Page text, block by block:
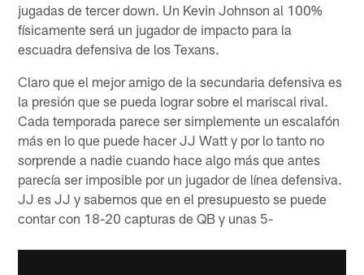
jugadas de tercer down. Un Kevin Johnson al 100%
físicamente será un jugador de impacto para la
escuadra defensiva de los Texans.
Claro que el mejor amigo de la secundaria defensiva es
la presión que se pueda lograr sobre el mariscal rival.
Cada temporada parece ser simplemente un escalafón
más en lo que puede hacer JJ Watt y por lo tanto no
sorprende a nadie cuando hace algo más que antes
parecía ser imposible por un jugador de línea defensiva.
JJ es JJ y sabemos que en el presupuesto se puede
contar con 18-20 capturas de QB y unas 5-